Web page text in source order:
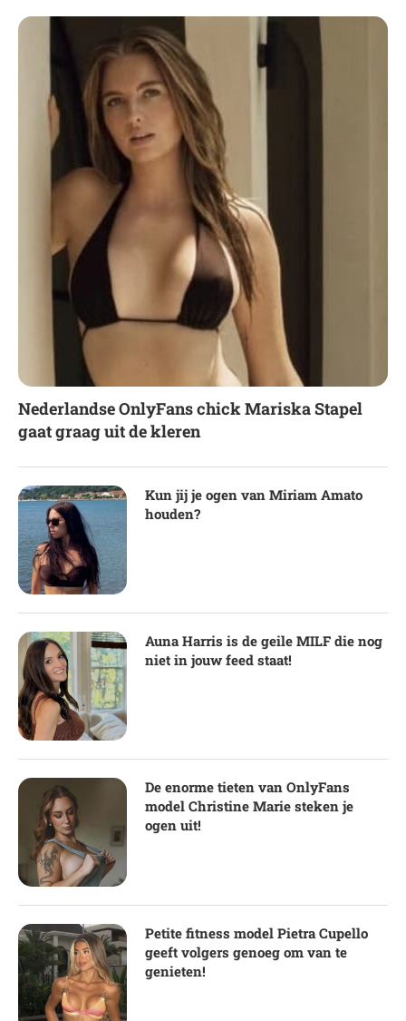
Nederlandse OnlyFans chick Mariska Stapel
gaat graag uit de kleren
Kun jij je ogen van Miriam Amato
houden?
Auna Harris is de geile MILF die nog
niet in jouw feed staat!
De enorme tieten van OnlyFans
model Christine Marie steken je
ogen uit!
Petite fitness model Pietra Cupello
geeft volgers genoeg om van te
genieten!